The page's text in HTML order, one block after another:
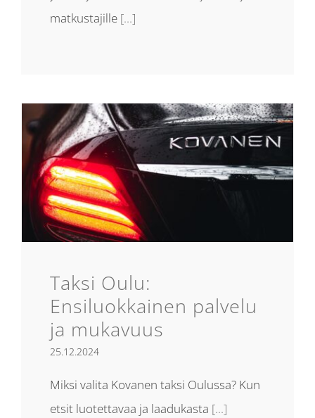
matkustajille [...]
Taksi Oulu:
Ensiluokkainen palvelu
ja mukavuus
25.12.2024
Miksi valita Kovanen taksi Oulussa? Kun
etsit luotettavaa ja laadukasta [...]